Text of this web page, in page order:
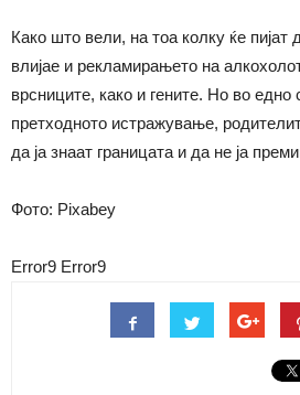
Како што вели, на тоа колку ќе пијат
влијае и рекламирањето на
врсниците, како и гените. Но во едно
претходното истражување,
да ја знаат границата и да не ја
Фото: Pixabey
Error9 Error9